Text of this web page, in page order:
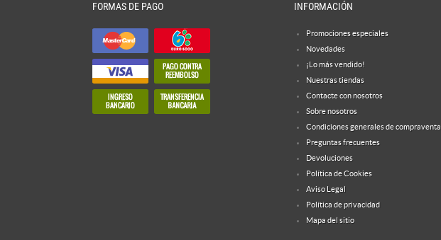
FORMAS DE PAGO INFORMACIÓN
Promociones especiales
Novedades
¡Lo más vendido!
Nuestras tiendas
Contacte con nosotros
Sobre nosotros
Condiciones generales de compraventa
Preguntas frecuentes
Devoluciones
Política de Cookies
Aviso Legal
Política de privacidad
Mapa del sitio